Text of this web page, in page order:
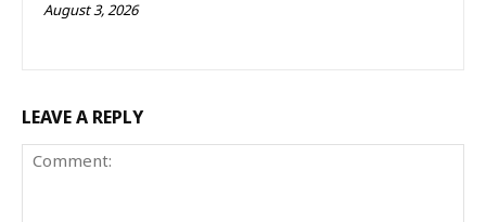
August 3, 2026
LEAVE A REPLY